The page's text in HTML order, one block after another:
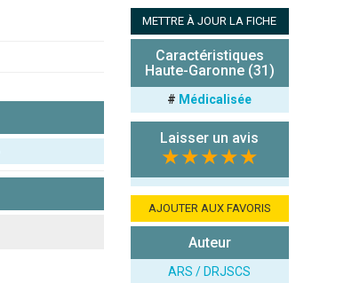
METTRE À JOUR LA FICHE
Caractéristiques
Haute-Garonne (31)
# Médicalisée
Laisser un avis
★★★★★
AJOUTER AUX FAVORIS
Auteur
ARS / DRJSCS